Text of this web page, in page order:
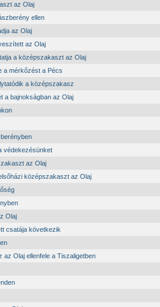
az Olaj
ellen
az Olaj
az Olaj
a középszakaszt az Olaj
a mérkőzést a Pécs
a középszakasz
a bajnokságban az Olaj
védekezésünket
az Olaj
középszakaszt az Olaj
Olaj
csatája következik
az Olaj ellenfele a Tiszaligetben